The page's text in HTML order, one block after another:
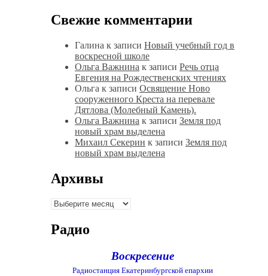
Свежие комментарии
Галина к записи Новый учебный год в
воскресной школе
Ольга Важнина к записи Речь отца
Евгения на Рождественских чтениях
Ольга к записи Освящение Ново
сооруженного Креста на перевале
Дятлова (Молебный Камень).
Ольга Важнина к записи Земля под
новый храм выделена
Михаил Секерин к записи Земля под
новый храм выделена
Архивы
Архивы
Радио
Воскресение
Радиостанция Екатеринбургской епархии